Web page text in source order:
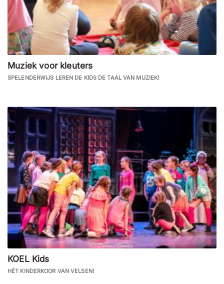
Muziek voor kleuters
SPELENDERWIJS LEREN DE KIDS DE TAAL VAN MUZIEK!
KOEL Kids
HÉT KINDERKOOR VAN VELSEN!